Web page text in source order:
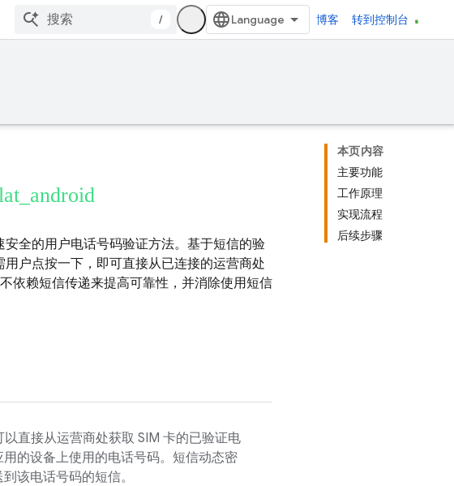
/ 博客 转到控制台
本页内容
主要功能
工作原理
实现流程
后续步骤
安全的用户电话号码验证方法。基于短信的验
用户点按一下，即可直接从已连接的运营商处
依赖短信传递来提高可靠性，并消除使用短信
以直接从运营商处获取 SIM 卡的已验证电
的设备上使用的电话号码。短信动态密
该电话号码的短信。